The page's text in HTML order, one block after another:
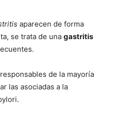
aparecen de forma
se trata de una gastritis
de la mayoría
las asociadas a la